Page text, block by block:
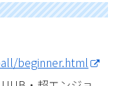
beginner.html